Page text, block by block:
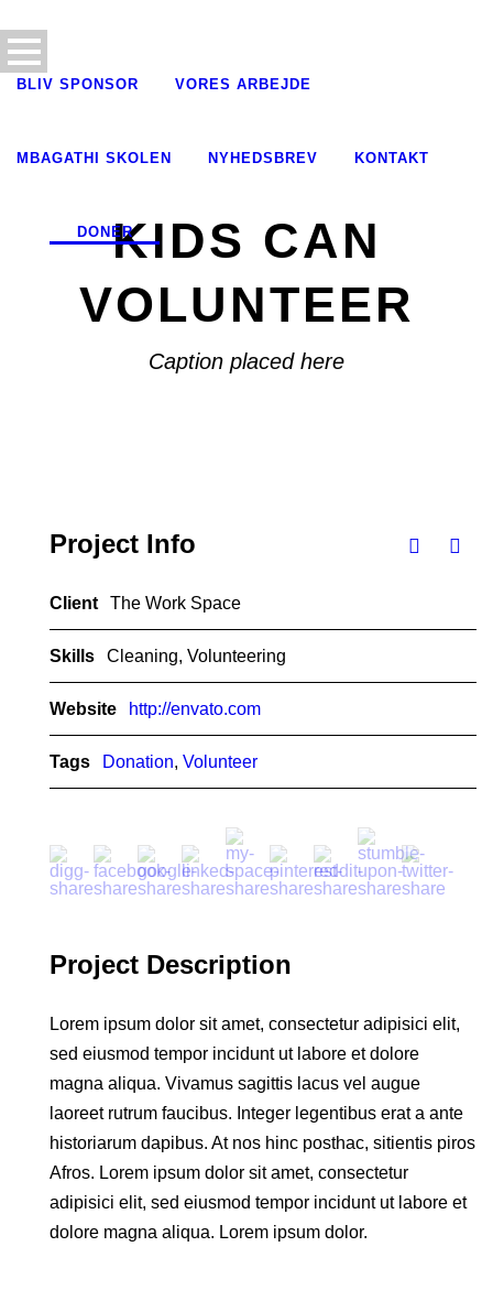
BLIV SPONSOR VORES ARBEJDE
MBAGATHI SKOLEN NYHEDSBREV KONTAKT
DONERKIDS CAN
VOLUNTEER
Caption placed here
Project Info
Client The Work Space
Skills Cleaning, Volunteering
Website http://envato.com
Tags Donation, Volunteer
Project Description
Lorem ipsum dolor sit amet, consectetur adipisici elit,
sed eiusmod tempor incidunt ut labore et dolore
magna aliqua. Vivamus sagittis lacus vel augue
laoreet rutrum faucibus. Integer legentibus erat a ante
historiarum dapibus. At nos hinc posthac, sitientis piros
Afros. Lorem ipsum dolor sit amet, consectetur
adipisici elit, sed eiusmod tempor incidunt ut labore et
dolore magna aliqua. Lorem ipsum dolor.